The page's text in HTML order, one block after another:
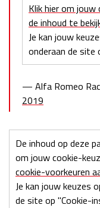
Klik hier om
de inhoud te
Je kan jouw
onderaan de site
— Alfa Romeo
2019
De inhoud op deze
om jouw cookie-
cookie-voorkeuren
Je kan jouw keuzes
de site op "Cookie-